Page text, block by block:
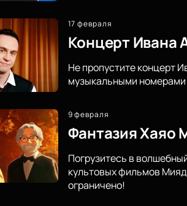
17 февраля
Концерт Ивана
Не пропустите концерт
музыкальными номерами
9 февраля
Фантазия Хаяо
Погрузитесь в
культовых фильмов
ограничено!